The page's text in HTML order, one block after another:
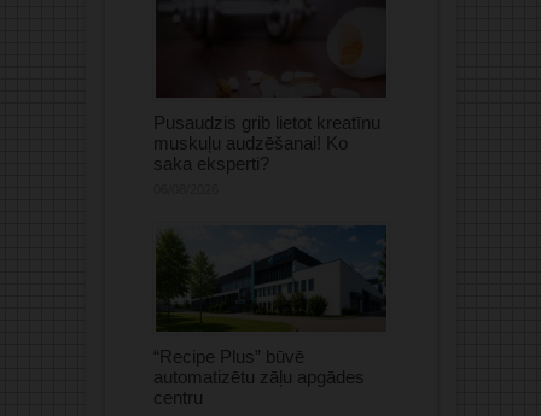
Pusaudzis grib lietot kreatīnu
muskuļu audzēšanai! Ko
saka eksperti?
“Recipe Plus” būvē
automatizētu zāļu apgādes
centru